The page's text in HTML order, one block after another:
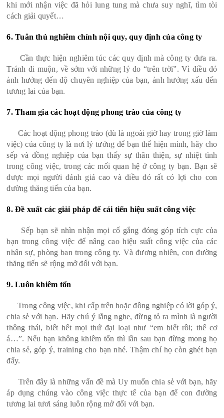
khi mới nhận việc đã hỏi lung tung mà chưa suy nghĩ, tìm tòi
cách giải quyết…
6. Tuân thủ nghiêm chỉnh nội quy, quy định của công ty
Cần thực hiện nghiêm túc các quy định mà công ty đưa ra.
Tránh đi muộn, về sớm với những lý do “trên trời”. Vì điều đó
ảnh hưởng đến độ chuyên nghiệp của bạn, ảnh hưởng xấu đến
tương lai của bạn.
7. Tham gia các hoạt động phong trào của công ty
Các hoạt động phong trào (dù là ngoài giờ hay trong giờ làm
việc) của công ty là nơi lý tưởng để bạn thể hiện mình, hãy cho
sếp và đồng nghiệp của bạn thấy sự thân thiện, sự nhiệt tình
trong công việc, trong các mối quan hệ ở công ty bạn. Bạn sẽ
được mọi người đánh giá cao và điều đó rất có lợi cho con
đường thăng tiến của bạn.
8. Đề xuất các giải pháp để cái tiến hiệu suất công việc
Sếp bạn sẽ nhìn nhận mọi cố gắng đóng góp tích cực của
bạn trong công việc để nâng cao hiệu suất công việc của các
nhân sự, phòng ban trong công ty. Và đương nhiên, con đường
thăng tiến sẽ rộng mở đối với bạn.
9. Luôn khiêm tốn
Trong công việc, khi cấp trên hoặc đồng nghiệp có lời góp ý,
chia sẻ với bạn. Hãy chú ý lắng nghe, đừng tỏ ra mình là người
thông thái, biết hết mọi thứ đại loại như “em biết rồi; thế cơ
á…”. Nếu bạn không khiêm tốn thì lần sau bạn đừng mong họ
chia sẻ, góp ý, training cho bạn nhé. Thậm chí họ còn ghét bạn
đấy.
Trên đây là những vấn đề mà Uy muốn chia sẻ với bạn, hãy
áp dụng chúng vào công việc thực tế của bạn để con đường
tương lai tươi sáng luôn rộng mở đối với bạn.